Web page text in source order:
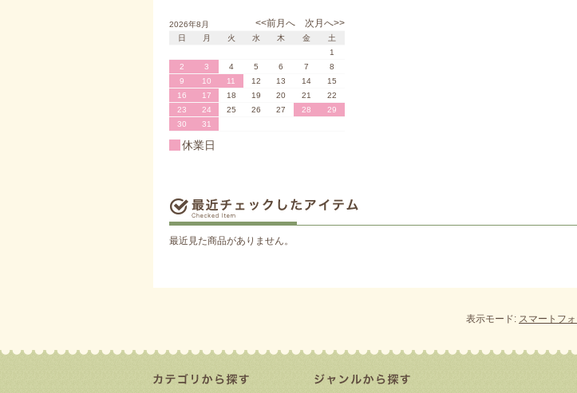
<<前月へ 次月へ>>
2026年8月
日
月 火 水 木 金
土
1
2
3 4 5 6 7
8
9
10 11 12 13 14
15
16
17 18 19 20 21
22
23
24 25 26 27 28
29
30
31
休業日
最近見た商品がありません。
表示モード: スマートフ